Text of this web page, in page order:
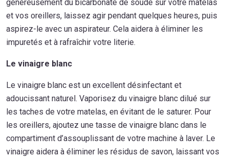
généreusement du bicarbonate de soude sur votre matelas
et vos oreillers, laissez agir pendant quelques heures, puis
aspirez-le avec un aspirateur. Cela aidera à éliminer les
impuretés et à rafraîchir votre literie.
Le vinaigre blanc
Le vinaigre blanc est un excellent désinfectant et
adoucissant naturel. Vaporisez du vinaigre blanc dilué sur
les taches de votre matelas, en évitant de le saturer. Pour
les oreillers, ajoutez une tasse de vinaigre blanc dans le
compartiment d’assouplissant de votre machine à laver. Le
vinaigre aidera à éliminer les résidus de savon, laissant vos